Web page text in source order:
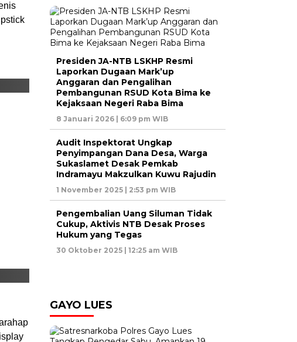
Presiden JA-NTB LSKHP Resmi
Laporkan Dugaan Mark’up
Anggaran dan Pengalihan
Pembangunan RSUD Kota Bima ke
Kejaksaan Negeri Raba Bima
8 Januari 2026 | 6:09 pm WIB
Audit Inspektorat Ungkap
Penyimpangan Dana Desa, Warga
Sukaslamet Desak Pemkab
Indramayu Makzulkan Kuwu Rajudin
1 November 2025 | 2:53 pm WIB
Pengembalian Uang Siluman Tidak
Cukup, Aktivis NTB Desak Proses
Hukum yang Tegas
30 Oktober 2025 | 12:25 am WIB
GAYO LUES